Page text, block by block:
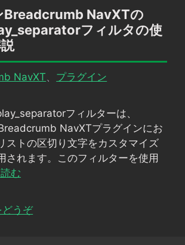
Breadcrumb NavXTの
フィルタの使
NavXT プラグイン
フィルターは、
NavXTプラグインにお
ストの区切り文字をカスタマイズ
されます。このフィルターを使用
む
どうぞ